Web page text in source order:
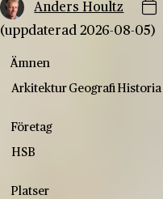
Anders Houltz
(uppdaterad 2026-08-05)
Ämnen
Arkitektur Geografi Historia
Företag
HSB
Platser